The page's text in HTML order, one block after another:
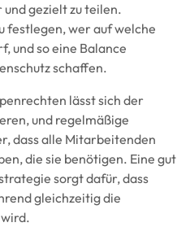
gezielt zu teilen.
festlegen, wer auf welche
und so eine Balance
schaffen.
lässt sich der
und regelmäßige
dass alle Mitarbeitenden
die sie benötigen. Eine gut
sorgt dafür, dass
gleichzeitig die